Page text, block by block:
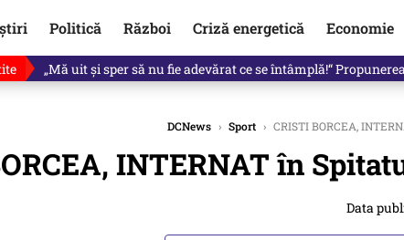
Politică Război Criză energetică Economie
Ce se întâmplă cu primul buletin electronic, decizia luată
DCNews › Sport › CRISTI BORCEA,
INTERNAT în
Data